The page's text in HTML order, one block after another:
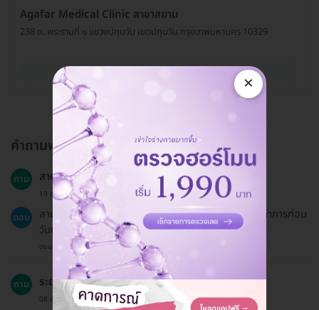
Agafar Medical Clinic สาขาสยาม
238 ถ. พระรามที่ ๑ แขวงปทุมวัน เขตปทุมวัน กรุงเทพมหานคร 10329
ดูรายละเอียด
คำถามพบบ่อย
ถาม สามารถเลื่อนนัดได้หรือไม่?
19 ธ.ค. 2024
ตอบ
สามารถเลื่อนนัดได้หากแจ้งล่วงหน้าอย่างน้อย 1-3 วันทำการก่อน
วันนัด
ตอบโดยทีมงาน HD
ถาม ระยะเวลาที่ใช้ในการทำโปรแกรมนี้นานเท่าไร?
08 ส.ค. 2023
×